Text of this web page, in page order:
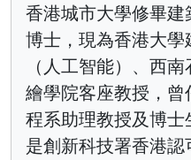
香港城市大學修畢建
博士，現為香港大學
（人工智能）、西
繪學院客座教授，
程系助理教授及博
是創新科技署香港